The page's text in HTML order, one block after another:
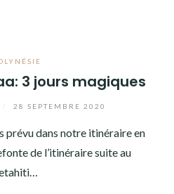
3 jours magiques
28 SEPTEMBRE 2020
prévu dans notre itinéraire en
de l’itinéraire suite au